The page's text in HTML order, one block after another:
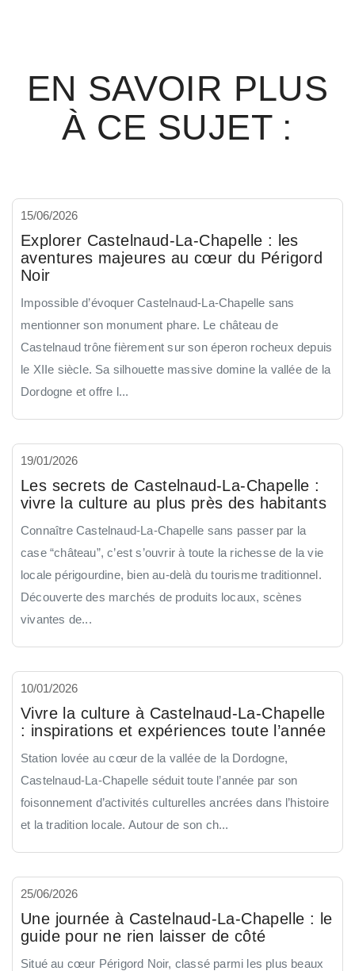
EN SAVOIR PLUS
À CE SUJET :
15/06/2026
Explorer Castelnaud-La-Chapelle : les
aventures majeures au cœur du Périgord
Noir
Impossible d’évoquer Castelnaud-La-Chapelle sans
mentionner son monument phare. Le château de
Castelnaud trône fièrement sur son éperon rocheux depuis
le XIIe siècle. Sa silhouette massive domine la vallée de la
Dordogne et offre l...
19/01/2026
Les secrets de Castelnaud-La-Chapelle :
vivre la culture au plus près des habitants
Connaître Castelnaud-La-Chapelle sans passer par la
case “château”, c’est s’ouvrir à toute la richesse de la vie
locale périgourdine, bien au-delà du tourisme traditionnel.
Découverte des marchés de produits locaux, scènes
vivantes de...
10/01/2026
Vivre la culture à Castelnaud-La-Chapelle
: inspirations et expériences toute l’année
Station lovée au cœur de la vallée de la Dordogne,
Castelnaud-La-Chapelle séduit toute l’année par son
foisonnement d’activités culturelles ancrées dans l’histoire
et la tradition locale. Autour de son ch...
25/06/2026
Une journée à Castelnaud-La-Chapelle : le
guide pour ne rien laisser de côté
Situé au cœur Périgord Noir, classé parmi les plus beaux